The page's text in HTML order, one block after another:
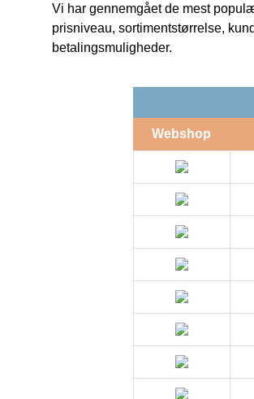
Vi har gennemgået de mest
prisniveau, sortimentstørrelse,
betalingsmuligheder.
Webshop